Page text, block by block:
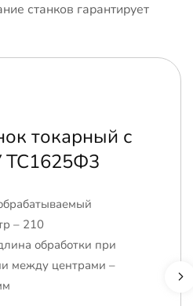
станков гарантирует
токарный с
– 210
обработки при
между центрами –